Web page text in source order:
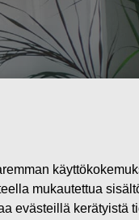
OYJ ABP:N OMIEN
mukautettua
evästeillä kerätyistä